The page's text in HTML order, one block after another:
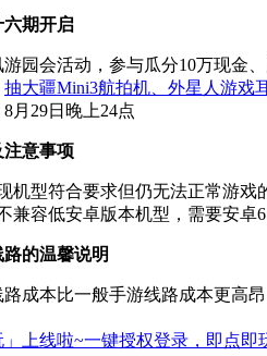
六期开启
园会活动，参与瓜分10万现金、
抽大疆Mini3航拍机、外星人游戏
月29日晚上24点
注意事项
机型符合要求但仍无法正常游戏
兼容低安卓版本机型，需要安卓
的温馨说明
成本比一般手游线路成本更高
」上线啦~一键授权登录，即点即